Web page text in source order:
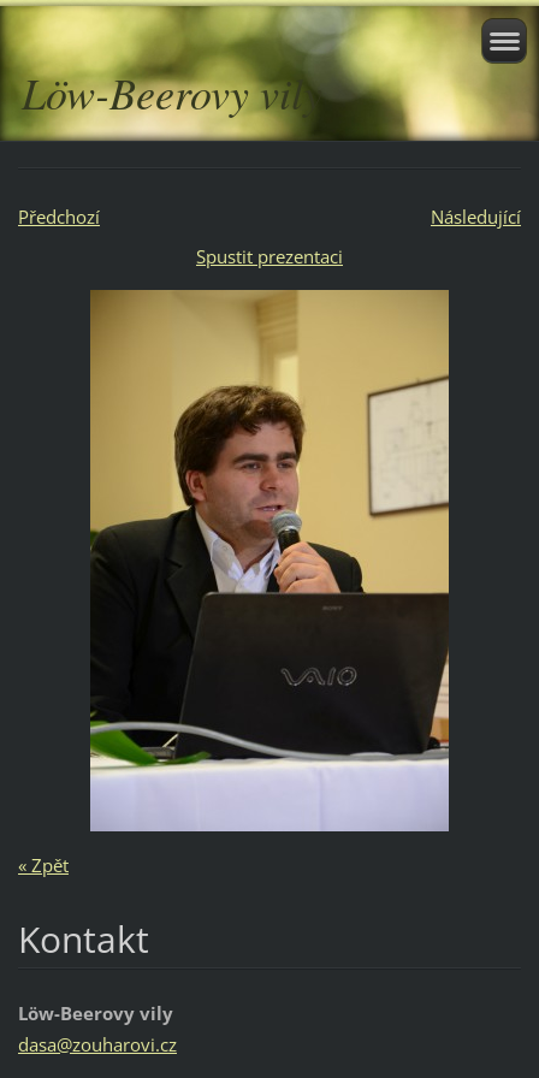
Löw-Beerovy vily
Předchozí
Následující
Spustit prezentaci
« Zpět
Kontakt
Löw-Beerovy vily
dasa@zouharovi.cz